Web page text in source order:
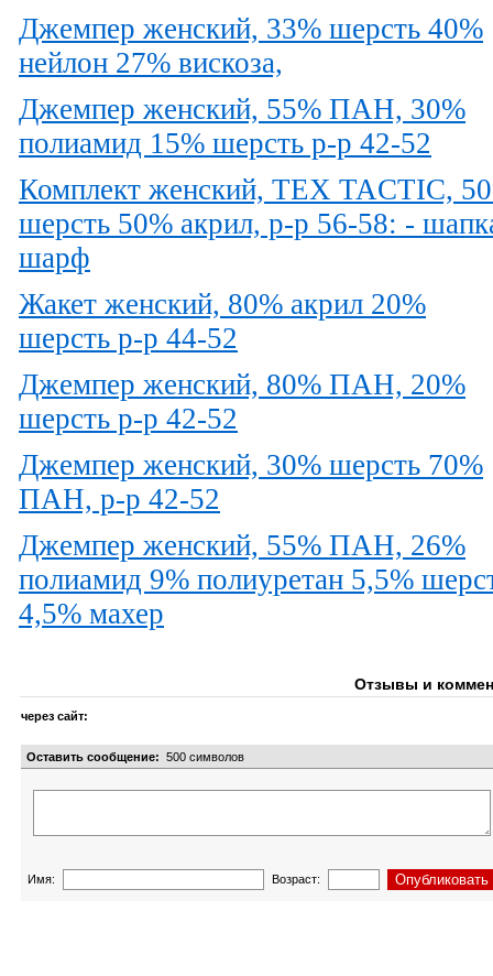
Джемпер женский, 33% шерсть 40%
нейлон 27% вискоза,
Джемпер женский, 55% ПАН, 30%
полиамид 15% шерсть р-р 42-52
Комплект женский, TEX TACTIC,
шерсть 50% акрил, р-р 56-58: -
шарф
Жакет женский, 80% акрил 20%
шерсть р-р 44-52
Джемпер женский, 80% ПАН, 20%
шерсть р-р 42-52
Джемпер женский, 30% шерсть 70%
ПАН, р-р 42-52
Джемпер женский, 55% ПАН, 26%
полиамид 9% полиуретан 5,5%
4,5% махер
Отзывы и
через сайт:
Оставить сообщение: 500 символов
Имя: Возраст: